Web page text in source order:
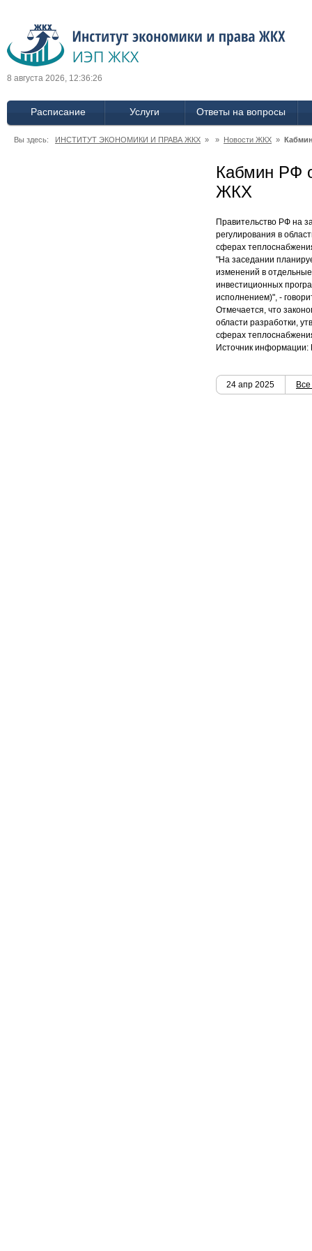
8 августа 2026, 12:36:27
Расписание Услуги Ответы на вопросы
Вы здесь: ИНСТИТУТ ЭКОНОМИКИ И ПРАВА ЖКХ » » Новости ЖКХ »
Кабмин РФ
ЖКХ
Правительство РФ на
регулирования в
сферах
"На заседании
изменений в
инвестиционных
исполнением)", -
Отмечается, что
области разработки,
сферах
Источник
24 апр 2025